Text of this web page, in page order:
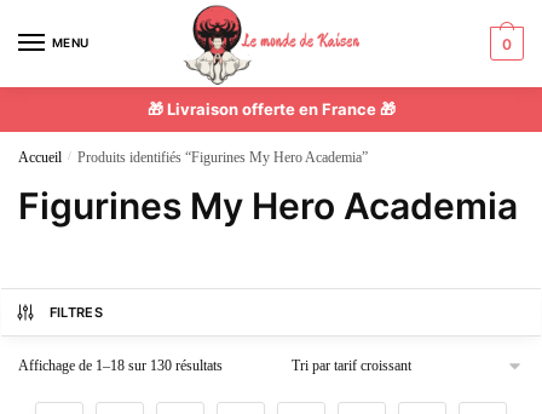
MENU 0
🎁 Livraison offerte en France 🎁
Accueil / Produits identifiés “Figurines My Hero Academia”
Figurines My Hero Academia
FILTRES
Affichage de 1–18 sur 130 résultats